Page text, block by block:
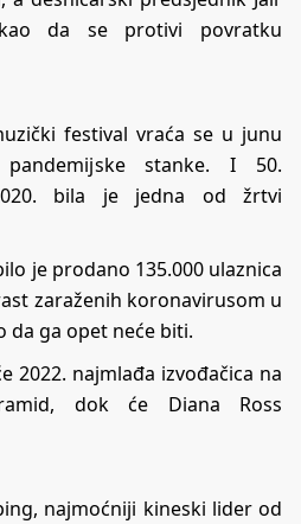
da se protivi povratku
festival vraća se u junu
stanke. I 50.
bila je jedna od žrtvi
je prodano 135.000 ulaznica
zaraženih koronavirusom u
da ga opet neće biti.
2022. najmlađa izvođačica na
dok će Diana Ross
najmoćniji kineski lider od